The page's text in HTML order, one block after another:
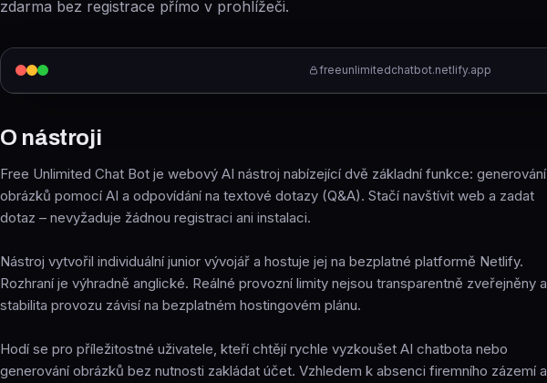
zdarma bez registrace přímo v prohlížeči.
freeunlimitedchatbot.netlify.app
O nástroji
Free Unlimited Chat Bot je webový AI nástroj nabízející dvě základní funkce: generování
obrázků pomocí AI a odpovídání na textové dotazy (Q&A). Stačí navštívit web a zadat
dotaz – nevyžaduje žádnou registraci ani instalaci.
Nástroj vytvořil individuální junior vývojář a hostuje jej na bezplatné platformě Netlify.
Rozhraní je výhradně anglické. Reálné provozní limity nejsou transparentně zveřejněny a
stabilita provozu závisí na bezplatném hostingovém plánu.
Hodí se pro příležitostné uživatele, kteří chtějí rychle vyzkoušet AI chatbota nebo
generování obrázků bez nutnosti zakládat účet. Vzhledem k absenci firemního zázemí a